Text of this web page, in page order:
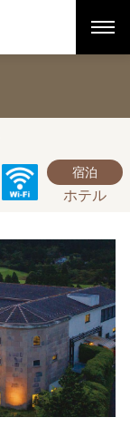
宿泊
ホテル